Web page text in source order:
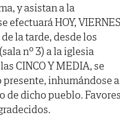
y asistan a la
efectuará HOY,
de la tarde, desde los
nº 3) a la iglesia
CINCO Y MEDIA, se
inhumándose a
de dicho pueblo.